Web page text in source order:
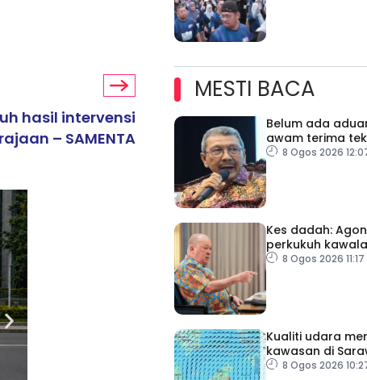
hasil intervensi
– SAMENTA
MESTI BACA
Belum ada
awam terima
daripada ahli
8 Ogos 2026
Kes dadah:
perkukuh
lapangan
8 Ogos 2026
Kualiti udara
kawasan di
IPU tidak sihat
8 Ogos 2026